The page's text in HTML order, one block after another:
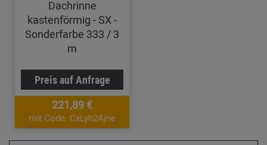
Dachrinne
kastenförmig - SX -
Sonderfarbe 333 / 3
m
Preis auf Anfrage
221,89 €
mit Code: CxLyh2Ajne